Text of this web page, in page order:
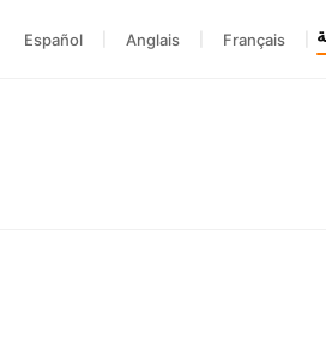
Français
Anglais
Español